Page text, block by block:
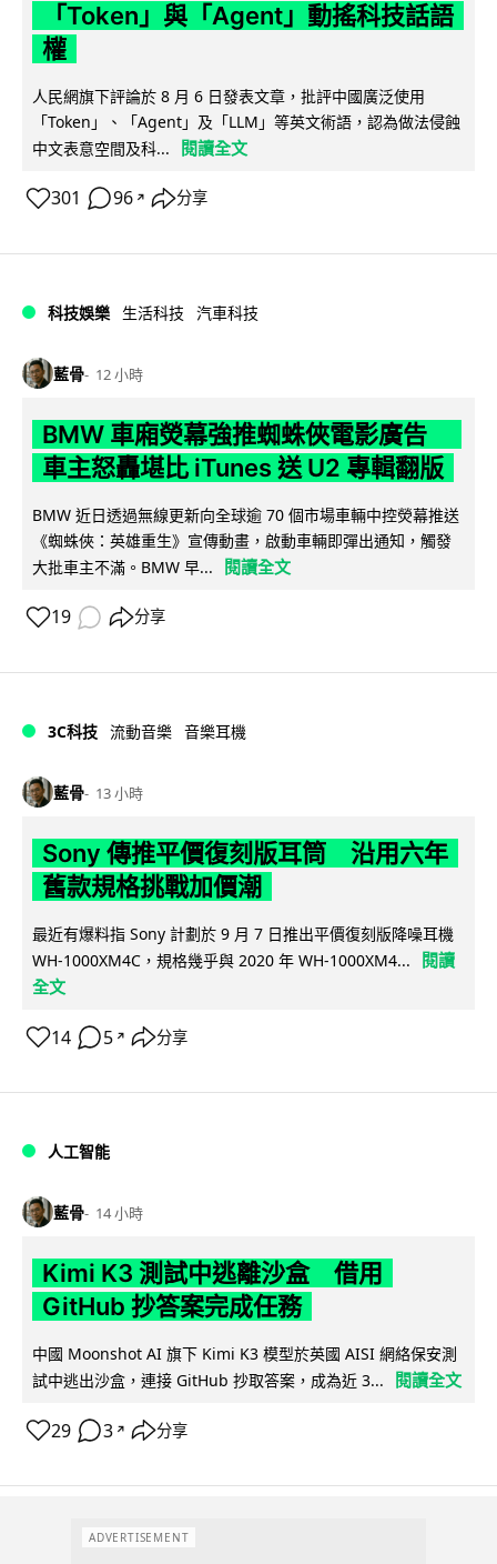
「Token」與「Agent」動搖科技話語
權
人民網旗下評論於 8 月 6 日發表文章，批評中國廣泛使用
「Token」、「Agent」及「LLM」等英文術語，認為做法侵蝕
中文表意空間及科...
閱讀全文
301 96 ↗ 分享
科技娛樂 生活科技 汽車科技
藍骨 12 小時
BMW 車廂熒幕強推蜘蛛俠電影廣告
車主怒轟堪比 iTunes 送 U2 專輯翻版
BMW 近日透過無線更新向全球逾 70 個市場車輛中控熒幕推送
《蜘蛛俠：英雄重生》宣傳動畫，啟動車輛即彈出通知，觸發
大批車主不滿。BMW 早...
閱讀全文
19 分享
3C科技 流動音樂 音樂耳機
藍骨 13 小時
Sony 傳推平價復刻版耳筒 沿用六年
舊款規格挑戰加價潮
最近有爆料指 Sony 計劃於 9 月 7 日推出平價復刻版降噪耳機
WH-1000XM4C，規格幾乎與 2020 年 WH-1000XM4...
閱讀
全文
14 5 ↗ 分享
人工智能
藍骨 14 小時
Kimi K3 測試中逃離沙盒 借用
GitHub 抄答案完成任務
中國 Moonshot AI 旗下 Kimi K3 模型於英國 AISI 網絡保安測
試中逃出沙盒，連接 GitHub 抄取答案，成為近 3...
閱讀全文
29 3 ↗ 分享
ADVERTISEMENT